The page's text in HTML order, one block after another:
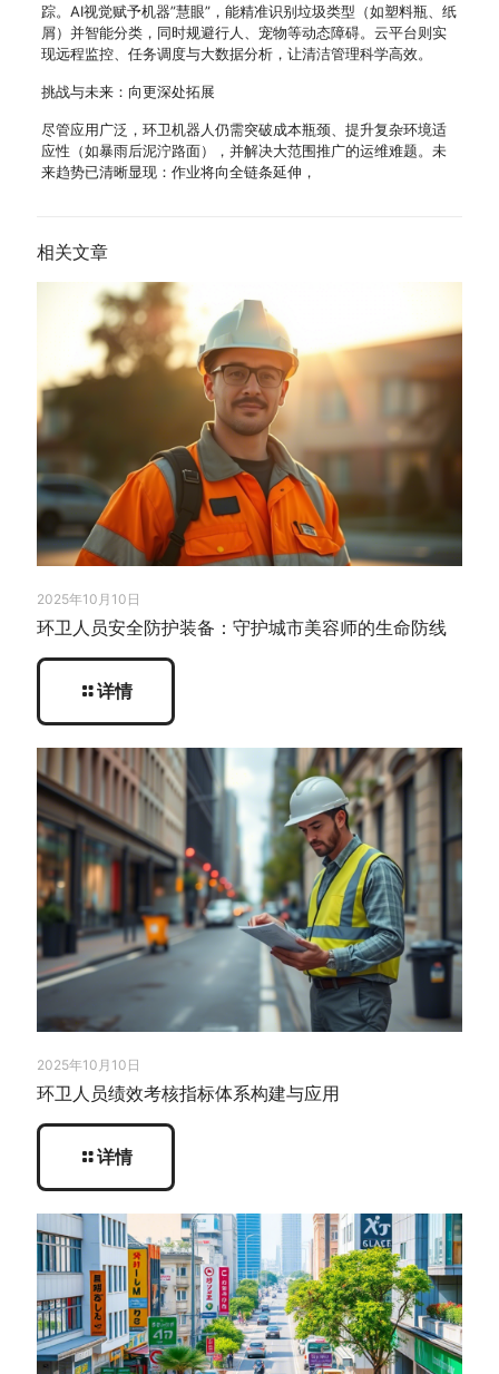
踪。AI视觉赋予机器”慧眼”，能精准识别垃圾类型（如塑料瓶、纸
屑）并智能分类，同时规避行人、宠物等动态障碍。云平台则实
现远程监控、任务调度与大数据分析，让清洁管理科学高效。
挑战与未来：向更深处拓展
尽管应用广泛，环卫机器人仍需突破成本瓶颈、提升复杂环境适
应性（如暴雨后泥泞路面），并解决大范围推广的运维难题。未
来趋势已清晰显现：作业将向全链条延伸，
相关文章
2025年10月10日
环卫人员安全防护装备：守护城市美容师的生命防线
详情
2025年10月10日
环卫人员绩效考核指标体系构建与应用
详情